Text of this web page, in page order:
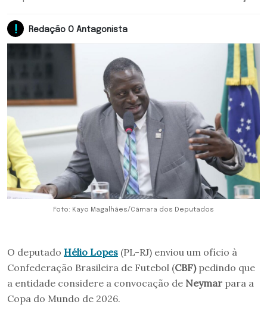
Redação O Antagonista
Foto: Kayo Magalhães/Câmara dos Deputados
O deputado Hélio Lopes (PL-RJ) enviou um ofício à
Confederação Brasileira de Futebol (CBF)pedindo que
a entidade considere a convocação de Neymar para a
Copa do Mundo de 2026.